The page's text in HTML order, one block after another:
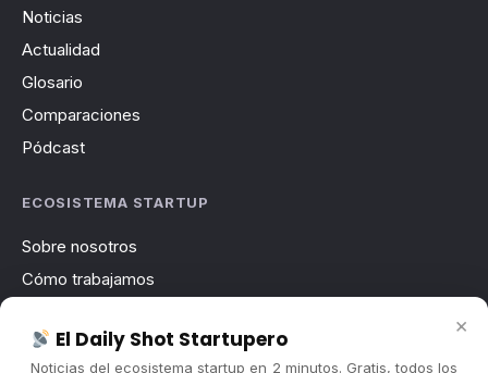
Noticias
Actualidad
Glosario
Comparaciones
Pódcast
ECOSISTEMA STARTUP
Sobre nosotros
Cómo trabajamos
Contacto
×
El Daily Shot Startupero
Noticias del ecosistema startup en 2 minutos. Gratis, todos los